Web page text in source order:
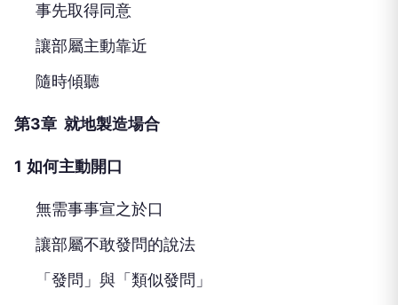
事先取得同意
讓部屬主動靠近
隨時傾聽
第3章 就地製造場合
1 如何主動開口
無需事事宣之於口
讓部屬不敢發問的說法
「發問」與「類似發問」